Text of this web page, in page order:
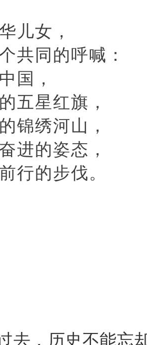
儿女，
共同的呼喊：
国，
五星红旗，
锦绣河山，
进的姿态，
行的步伐。
去，历史不能忘